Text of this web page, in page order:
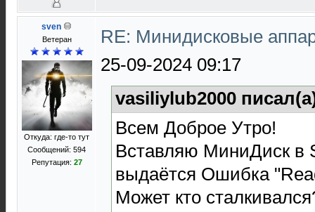
sven
Ветеран
Откуда: где-то тут
Сообщений: 594
Репутация: 27
RE: Минидисковые
25-09-2024 09:17
vasiliylub2000
Всем Доброе Утро!
Вставляю МиниДиск в
выдаётся Ошибка
Может кто